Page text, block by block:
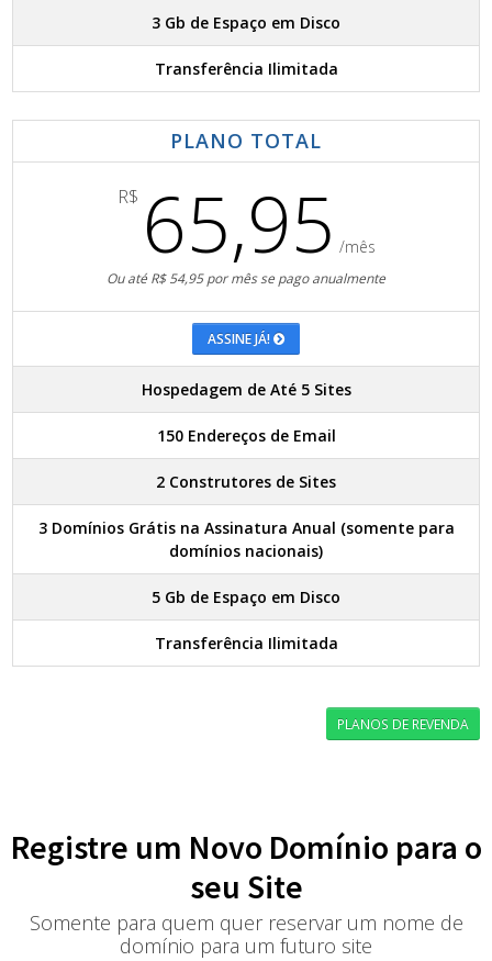
3 Gb de Espaço em Disco
Transferência Ilimitada
PLANO TOTAL
R$ 65,95 /mês
Ou até R$ 54,95 por mês se pago anualmente
ASSINE JÁ!
Hospedagem de Até 5 Sites
150 Endereços de Email
2 Construtores de Sites
3 Domínios Grátis na Assinatura Anual (somente para
domínios nacionais)
5 Gb de Espaço em Disco
Transferência Ilimitada
PLANOS DE REVENDA
Registre um Novo Domínio para o
seu Site
Somente para quem quer reservar um nome de
domínio para um futuro site